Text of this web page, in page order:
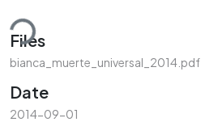
Files
bianca_muerte_universal_2014.pdf
Date
2014-09-01